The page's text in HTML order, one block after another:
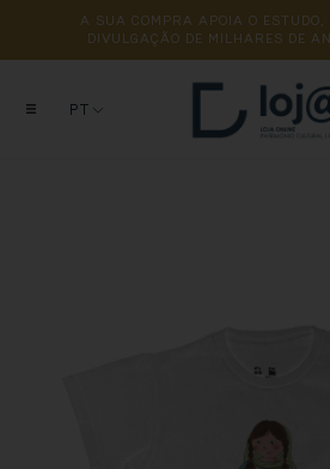
A SUA COMPRA APOIA O ESTUDO,
DIVULGAÇÃO DE MILHARES DE
PT